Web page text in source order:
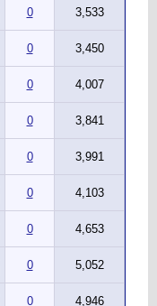
0 3,533
0 3,450
0 4,007
0 3,841
0 3,991
0 4,103
0 4,653
0 5,052
0 4,946